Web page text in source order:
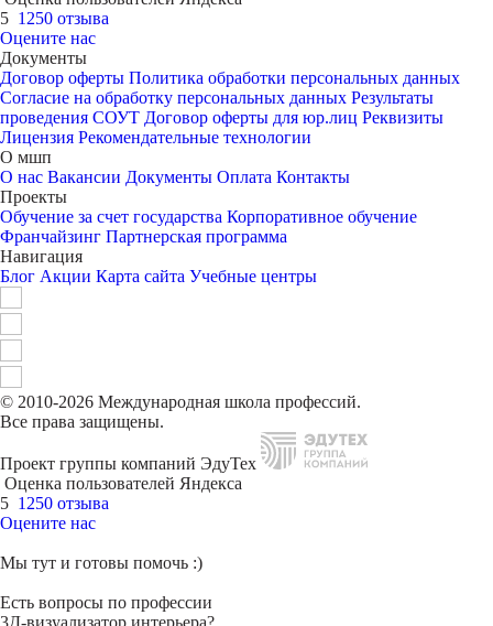
5 1250 отзыва
Оцените нас
Документы
Договор оферты Политика обработки персональных данных
Согласие на обработку персональных данных Результаты
проведения СОУТ Договор оферты для юр.лиц Реквизиты
Лицензия Рекомендательные технологии
О мшп
О нас Вакансии Документы Оплата Контакты
Проекты
Обучение за счет государства Корпоративное обучение
Франчайзинг Партнерская программа
Навигация
Блог Акции Карта сайта Учебные центры
© 2010-2026 Международная школа профессий.
Все права защищены.
Проект группы компаний ЭдуТех
Оценка пользователей Яндекса
5 1250 отзыва
Оцените нас
Мы тут и готовы помочь :)
Есть вопросы по профессии
3Д-визуализатор интерьера?